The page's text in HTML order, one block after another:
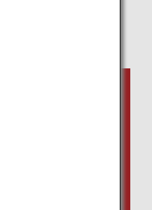
ービスに関す